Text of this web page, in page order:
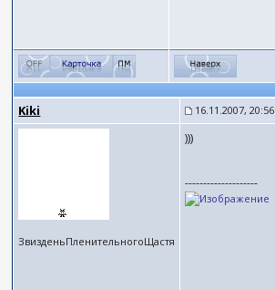
Kiki 16.11.2007, 20:56
ЗвизденьПленительногоЩастя
)))
--------------------